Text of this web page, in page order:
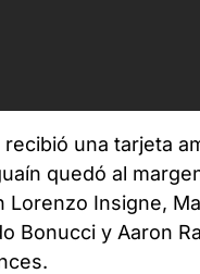
una tarjeta
quedó al
Lorenzo Insigne,
Bonucci y Aaron